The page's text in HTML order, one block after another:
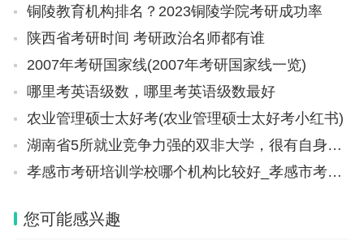
铜陵教育机构排名？2023铜陵学院考研成功率
陕西省考研时间 考研政治名师都有谁
2007年考研国家线(2007年考研国家线一览)
哪里考英语级数，哪里考英语级数最好
农业管理硕士太好考(农业管理硕士太好考小红书)
湖南省5所就业竞争力强的双非大学，很有自身特色，实力也很强
孝感市考研培训学校哪个机构比较好_孝感市考研培训学校哪个机构比较好一点
您可能感兴趣